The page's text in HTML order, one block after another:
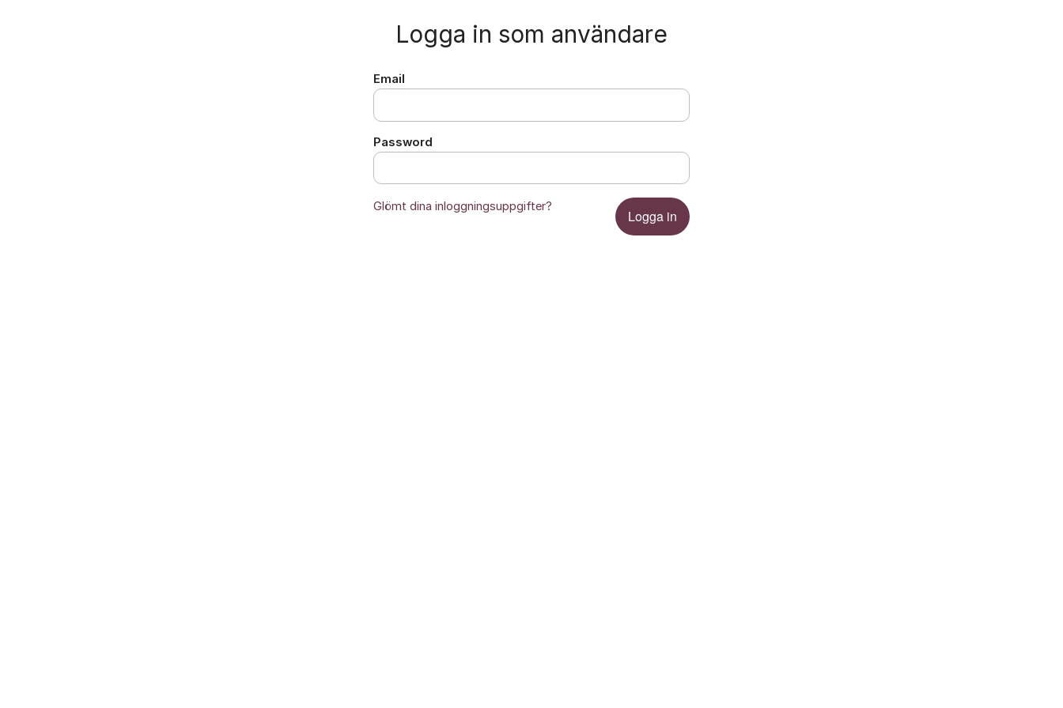
Logga in som användare
Email
Password
Logga in
Glömt dina inloggningsuppgifter?